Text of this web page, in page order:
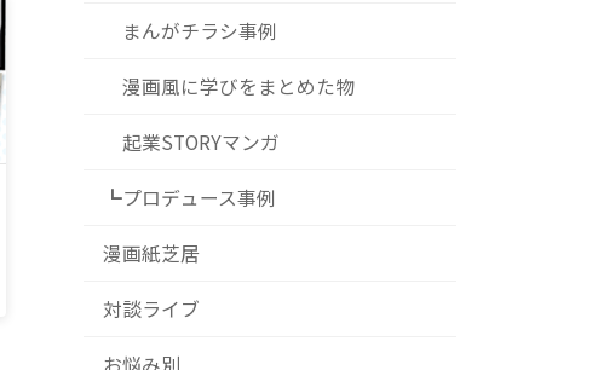
まんがチラシ事例
漫画風に学びをまとめた物
起業STORYマンガ
┗プロデュース事例
漫画紙芝居
対談ライブ